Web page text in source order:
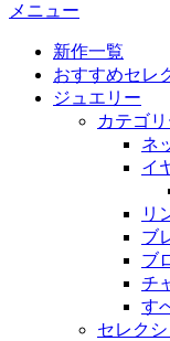
メニュー
新作一覧
おすすめセレ
ジュエリー
カテゴ
ネ
イ
リ
ブ
ブ
チ
す
セレク